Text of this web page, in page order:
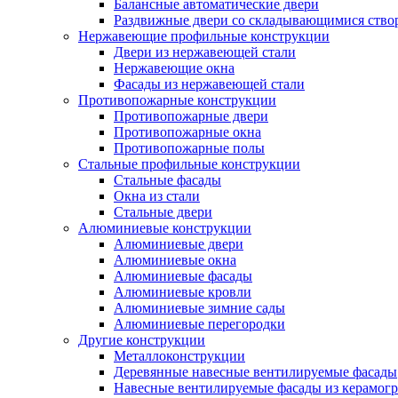
Балансные автоматические двери
Раздвижные двери со складывающимися
Нержавеющие профильные конструкции
Двери из нержавеющей стали
Нержавеющие окна
Фасады из нержавеющей стали
Противопожарные конструкции
Противопожарные двери
Противопожарные окна
Противопожарные полы
Стальные профильные конструкции
Стальные фасады
Окна из стали
Стальные двери
Алюминиевые конструкции
Алюминиевые двери
Алюминиевые окна
Алюминиевые фасады
Алюминиевые кровли
Алюминиевые зимние сады
Алюминиевые перегородки
Другие конструкции
Металлоконструкции
Деревянные навесные вентилируемые фасады
Навесные вентилируемые фасады из